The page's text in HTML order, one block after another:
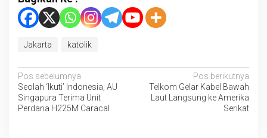
Jakarta katolik
Navigasi
pos
Pos sebelumnya
Seolah ‘Ikuti’ Indonesia, AU
Singapura Terima Unit
Perdana H225M Caracal
Pos berikutnya
Telkom Gelar Kabel Bawah
Laut Langsung ke Amerika
Serikat